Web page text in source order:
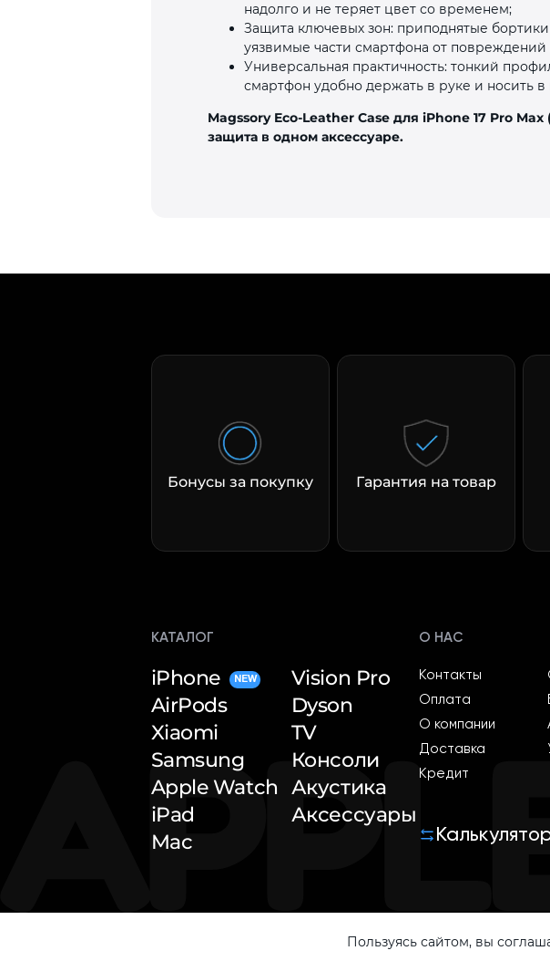
надолго и не теряет цвет со временем;
Защита ключевых зон: приподнятые
уязвимые части смартфона от повреждений
Универсальная практичность: тонкий
смартфон удобно держать в руке и носить в
Magssory Eco‑Leather Case для iPhone 17 Pro
защита в одном аксессуаре.
Бонусы за покупку Гарантия на товар
КАТАЛОГ
iPhone NEW
AirPods
Xiaomi
Samsung
Apple Watch
iPad
Mac
Vision Pro
Dyson
TV
Консоли
Акустика
Аксессуары
О НАС
Контакты
Оплата
О компании
Доставка
Кредит
© 2026 — Apple Inside. All rights reserved.Пользуясь сайтом, вы